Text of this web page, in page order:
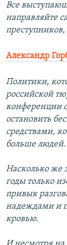
Все
направляйте
преступников,
Александр
Политики,
российской
конференции
остановить
средствами,
больше людей.
Насколько же
годы только
привык
надеждами и
кровью.